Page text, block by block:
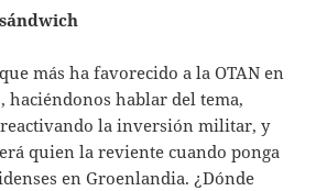
más ha favorecido a la OTAN en
haciéndonos hablar del tema,
la inversión militar, y
quien la reviente cuando ponga
en Groenlandia. ¿Dónde